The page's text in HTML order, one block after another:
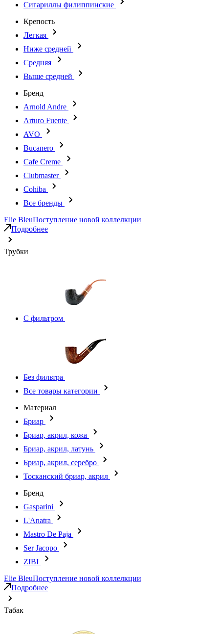
Сигариллы филиппинские
Крепость
Легкая
Ниже средней
Средняя
Выше средней
Бренд
Arnold Andre
Arturo Fuente
AVO
Bucanero
Cafe Creme
Clubmaster
Cohiba
Все бренды
Elie BleuПоступление новой коллелкции
Подробнее
Трубки
С фильтром
Без фильтра
Все товары категории
Материал
Бриар
Бриар, акрил, кожа
Бриар, акрил, латунь
Бриар, акрил, серебро
Тосканский бриар, акрил
Бренд
Gasparini
L'Anatra
Mastro De Paja
Ser Jacopo
ZIBI
Elie BleuПоступление новой коллелкции
Подробнее
Табак